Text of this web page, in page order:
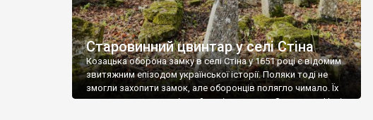
Старовинний цвинтар у селі Стіна
Козацька оборона замку в селі Стіна у 1651 році є відомим
звитяжним епізодом української історії. Поляки тоді не
змогли захопити замок, але оборонців полягло чимало. Їх
поховали на цвинтарі, який тоді називався Замковим. Нині